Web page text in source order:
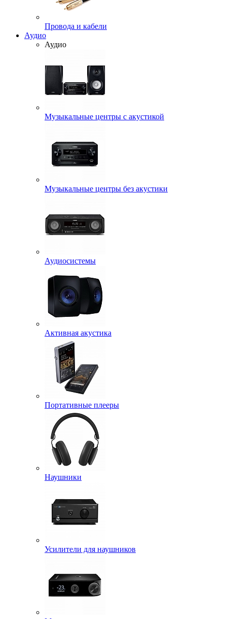
Провода и кабели
Аудио
Аудио
Музыкальные центры с акустикой
Музыкальные центры без акустики
Аудиосистемы
Активная акустика
Портативные плееры
Наушники
Усилители для наушников